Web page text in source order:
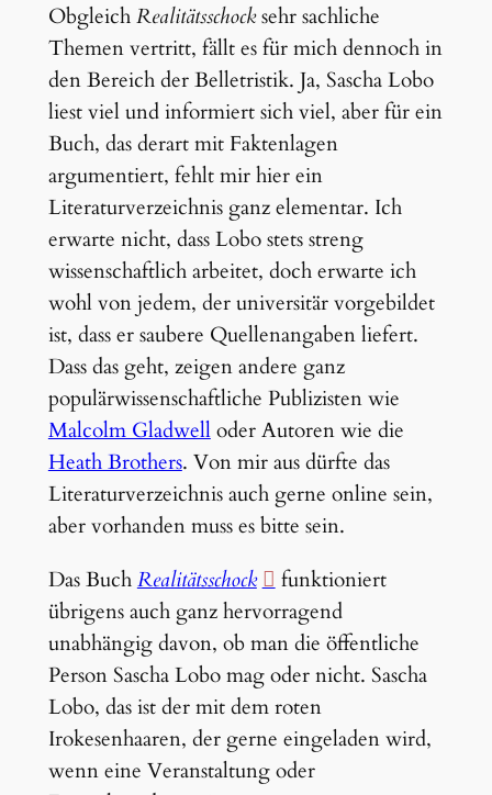
ObgleichRealitätsschocksehr sachliche
Themen vertritt, fällt es für mich dennoch in
den Bereich der Belletristik. Ja, Sascha Lobo
liest viel und informiert sich viel, aber für ein
Buch, das derart mit Faktenlagen
argumentiert, fehlt mir hier ein
Literaturverzeichnis ganz elementar. Ich
erwarte nicht, dass Lobo stets streng
wissenschaftlich arbeitet, doch erwarte ich
wohl von jedem, der universitär vorgebildet
ist, dass er saubere Quellenangaben liefert.
Dass das geht, zeigen andere ganz
populärwissenschaftliche Publizisten wie
Malcolm Gladwelloder Autoren wie die
Heath Brothers. Von mir aus dürfte das
Literaturverzeichnis auch gerne online sein,
aber vorhanden muss es bitte sein.
Das BuchRealitätsschock
funktioniert
übrigens auch ganz hervorragend
unabhängig davon, ob man die öffentliche
Person Sascha Lobo mag oder nicht. Sascha
Lobo, das ist der mit dem roten
Irokesenhaaren, der gerne eingeladen wird,
wenn eine Veranstaltung oder